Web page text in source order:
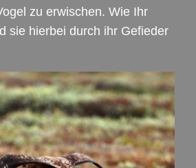
zu erwischen. Wie Ihr
sie hierbei durch ihr Gefieder